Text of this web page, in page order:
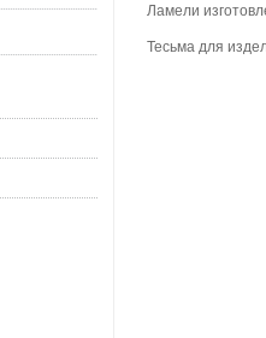
Ламели
Тесьма для